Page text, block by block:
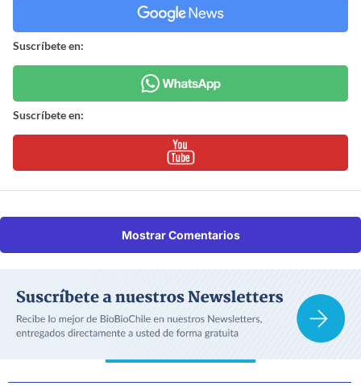
Suscríbete en:
Suscríbete en:
Mostrar Comentarios